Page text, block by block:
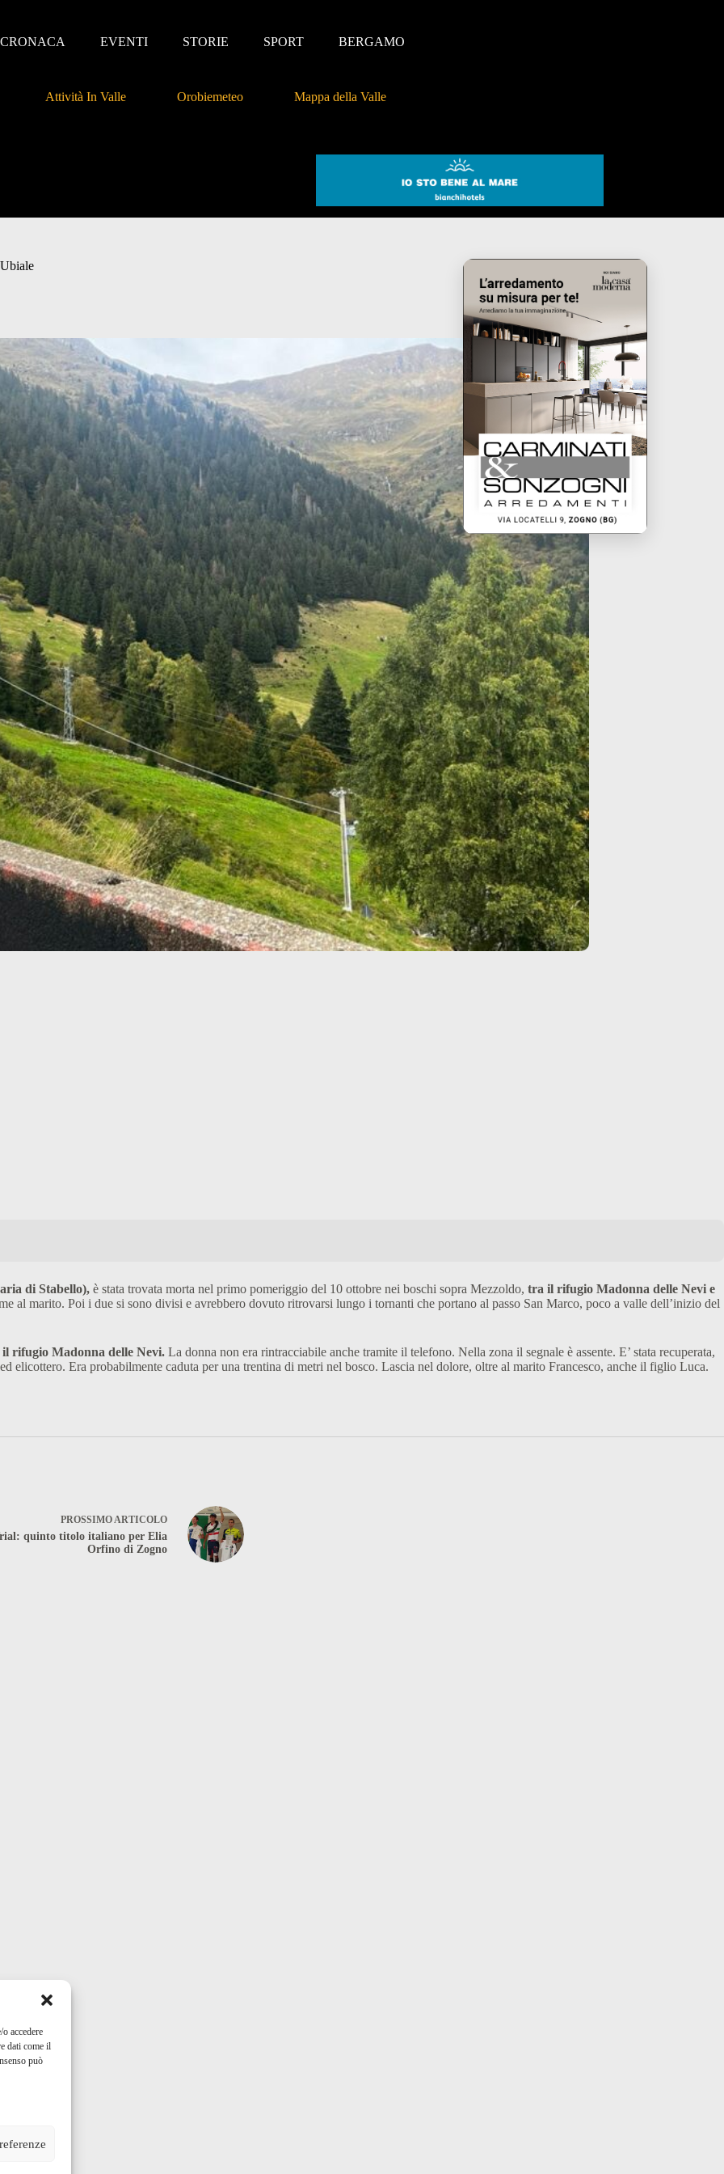
accedere
dati come il
può
CRONACA EVENTI STORIE SPORT BERGAMO
Attività In Valle Orobiemeteo Mappa della Valle
di Stabello), è stata trovata morta nel primo pomeriggio del 10 ottobre nei boschi sopra Mezzoldo, tra il rifugio Madonna delle Nevi e
al marito. Poi i due si sono divisi e avrebbero dovuto ritrovarsi lungo i tornanti che portano al passo San Marco, poco a valle dell’inizio del
rifugio Madonna delle Nevi. La donna non era rintracciabile anche tramite il telefono. Nella zona il segnale è assente. E’ stata recuperata,
Era probabilmente caduta per una trentina di metri nel bosco. Lascia nel dolore, oltre al marito Francesco, anche il figlio Luca.
PROSSIMOARTICOLO
quinto titolo italiano per Elia
Orfino di Zogno